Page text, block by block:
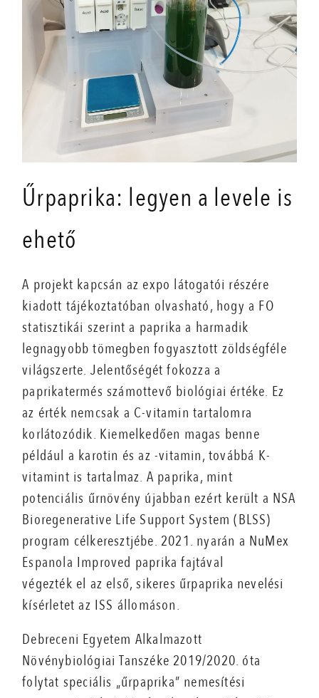
Űrpaprika: legyen a levele is
ehető
A projekt kapcsán az expo látogatói részére
kiadott tájékoztatóban olvasható, hogy a FO
statisztikái szerint a paprika a harmadik
legnagyobb tömegben fogyasztott zöldségféle
világszerte. Jelentőségét fokozza a
paprikatermés számottevő biológiai értéke. Ez
az érték nemcsak a C-vitamin tartalomra
korlátozódik. Kiemelkedően magas benne
például a karotin és az -vitamin, továbbá K-
vitamint is tartalmaz. A paprika, mint
potenciális űrnövény újabban ezért került a NSA
Bioregenerative Life Support System (BLSS)
program célkeresztjébe. 2021. nyarán a NuMex
Espanola Improved paprika fajtával
végezték el az első, sikeres űrpaprika nevelési
kísérletet az ISS állomáson.
Debreceni Egyetem Alkalmazott
Növénybiológiai Tanszéke 2019/2020. óta
folytat speciális „űrpaprika” nemesítési